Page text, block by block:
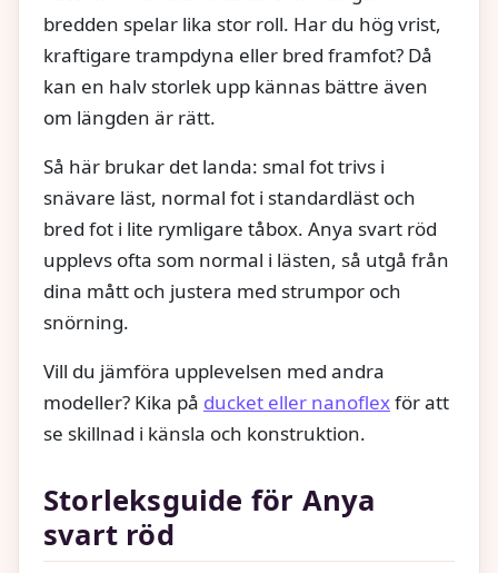
bredden spelar lika stor roll. Har du hög vrist,
kraftigare trampdyna eller bred framfot? Då
kan en halv storlek upp kännas bättre även
om längden är rätt.
Så här brukar det landa: smal fot trivs i
snävare läst, normal fot i standardläst och
bred fot i lite rymligare tåbox. Anya svart röd
upplevs ofta som normal i lästen, så utgå från
dina mått och justera med strumpor och
snörning.
Vill du jämföra upplevelsen med andra
modeller? Kika på ducket eller nanoflexför att
se skillnad i känsla och konstruktion.
Storleksguide för Anya
svart röd